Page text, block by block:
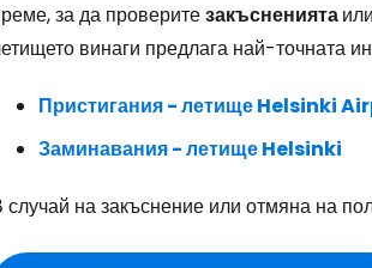
за да проверитезакъснениятаили
винаги предлага най-точната
Пристигания - летище Helsinki
Заминавания - летище Helsinki
случай на закъснение или отмяна на